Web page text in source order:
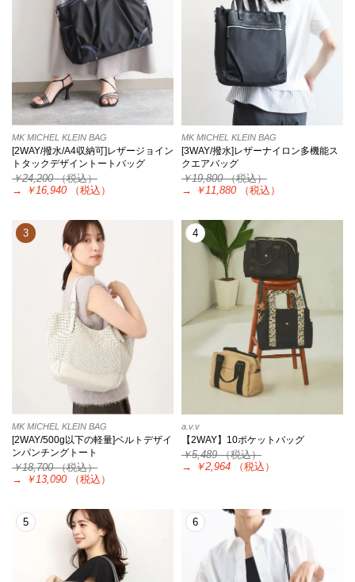
MK MICHEL KLEIN BAG
[2WAY/撥水/A4収納可]レザージョイン
トタックデザイントートバッグ
￥24,200（税込）
→
￥16,940 （税込）
MK MICHEL KLEIN BAG
[3WAY/撥水]レザーナイロン多機能ス
クエアバッグ
￥19,800（税込）
→
￥11,880 （税込）
3
MK MICHEL KLEIN BAG
[2WAY/500g以下の軽量]ベルトデザイ
ンパンチングトート
￥18,700（税込）
→
￥13,090 （税込）
4
a.v.v
【2WAY】10ポケットバッグ
￥5,489（税込）
→
￥2,964 （税込）
5 6